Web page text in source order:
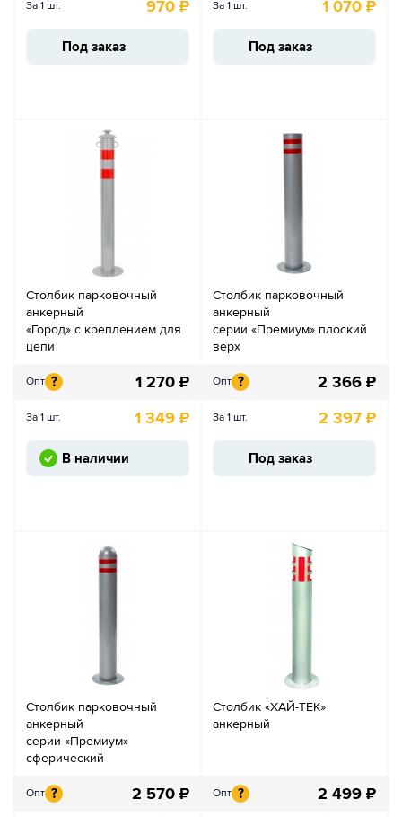
За 1 шт. 970 ₽
Под заказ
За 1 шт. 1 070 ₽
Под заказ
Столбик парковочный
анкерный
«Город» с креплением для
цепи
Опт ? 1 270 ₽
За 1 шт. 1 349 ₽
В наличии
Столбик парковочный
анкерный
серии «Премиум» плоский
верх
Опт ? 2 366 ₽
За 1 шт. 2 397 ₽
Под заказ
Столбик парковочный
анкерный
серии «Премиум»
сферический
Опт ? 2 570 ₽
Столбик «ХАЙ-ТЕК»
анкерный
Опт ? 2 499 ₽